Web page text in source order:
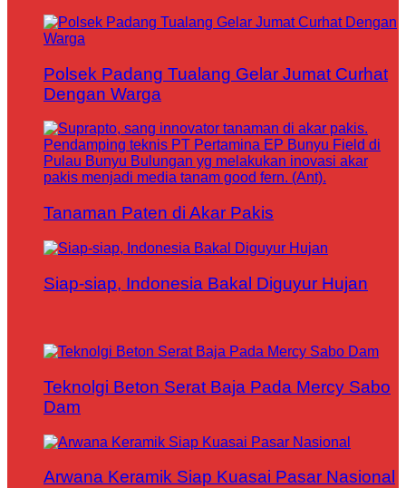
Polsek Padang Tualang Gelar Jumat Curhat
Dengan Warga
Tanaman Paten di Akar Pakis
Siap-siap, Indonesia Bakal Diguyur Hujan
Teknolgi Beton Serat Baja Pada Mercy Sabo
Dam
Arwana Keramik Siap Kuasai Pasar Nasional